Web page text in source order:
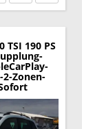
TSI 190 PS
2-Zonen-